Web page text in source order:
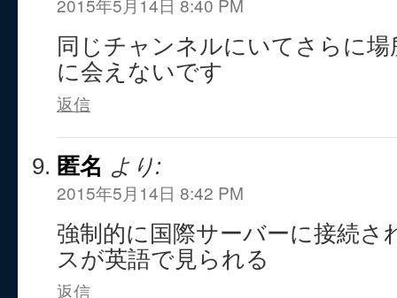
2015年5月14日 8:40 PM
同じチャンネルにいてさらに
に会えないです
返信
匿名 より:
2015年5月14日 8:42 PM
強制的に国際サーバーに接続さ
スが英語で見られる
返信